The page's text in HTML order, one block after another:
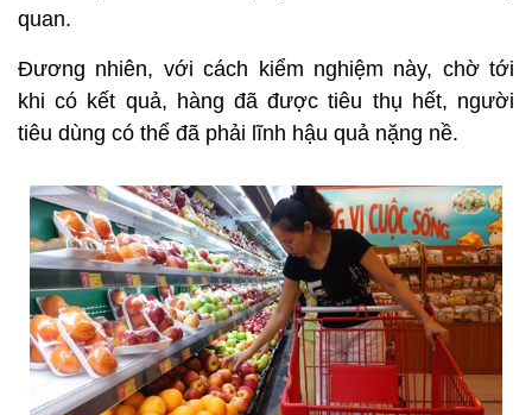
quan.
Đương nhiên, với cách kiểm nghiệm này, chờ tới
khi có kết quả, hàng đã được tiêu thụ hết, người
tiêu dùng có thể đã phải lĩnh hậu quả nặng nề.